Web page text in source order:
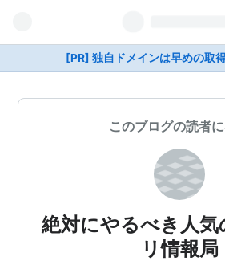
[PR] 独自ドメインは早めの取
このブログの読者
絶対にやるべき人
リ情報局